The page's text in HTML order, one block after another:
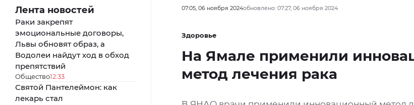
Лента новостей
Раки закрепят
эмоциональные договоры,
Львы обновят образ, а
Водолеи найдут ход в обход
препятствий
Общество12:33
Святой Пантелеймон: как
лекарь стал
07:05, 06 ноября 2024обновлено: 07:27, 06 ноября 2024
Здоровье
На Ямале применили
метод лечения рака